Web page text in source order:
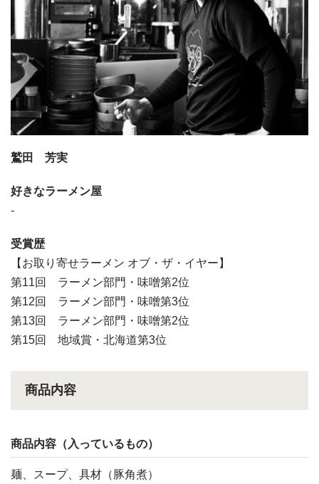
鷲田 芳実
好きなラーメン屋
-
受賞歴
【お取り寄せラーメン オブ・ザ・イヤー】
第11回 ラーメン部門・味噌第2位
第12回 ラーメン部門・味噌第3位
第13回 ラーメン部門・味噌第2位
第15回 地域賞・北海道第3位
商品内容
商品内容（入っているもの）
麺、スープ、具材（豚角煮）